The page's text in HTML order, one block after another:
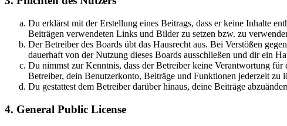
Du erklärst mit der Erstellung eines Beitrags, dass er keine Inhalte
Beiträgen verwendeten Links und Bilder zu setzen bzw. zu
Der Betreiber des Boards übt das Hausrecht aus. Bei Verstößen
dauerhaft von der Nutzung dieses Boards ausschließen und dir ein
Du nimmst zur Kenntnis, dass der Betreiber keine Verantwortung
Betreiber, dein Benutzerkonto, Beiträge und Funktionen jederzeit zu
Du gestattest dem Betreiber darüber hinaus, deine Beiträge
4. General Public License